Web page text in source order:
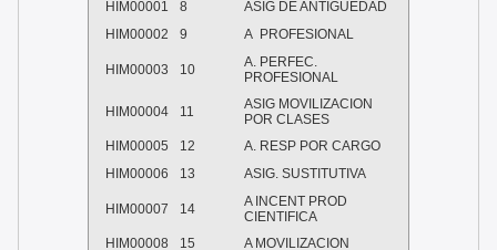
HIM00001
8
ASIG DE ANTIGUEDAD
HIM00002
9 A PROFESIONAL
HIM00003 10
A. PERFEC.
PROFESIONAL
HIM00004 11
ASIG MOVILIZACION
POR CLASES
HIM00005
12
A. RESP POR CARGO
HIM00006
13 ASIG. SUSTITUTIVA
HIM00007 14
A INCENT PROD
CIENTIFICA
HIM00008
15
A MOVILIZACION